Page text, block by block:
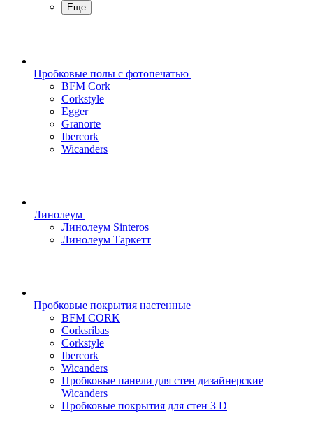
Еще
Пробковые полы с фотопечатью
BFM Cork
Corkstyle
Egger
Granorte
Ibercork
Wicanders
Линолеум
Линолеум Sinteros
Линолеум Таркетт
Пробковые покрытия настенные
BFM CORK
Corksribas
Corkstyle
Ibercork
Wicanders
Пробковые панели для стен дизайнерские
Wicanders
Пробковые покрытия для стен 3 D